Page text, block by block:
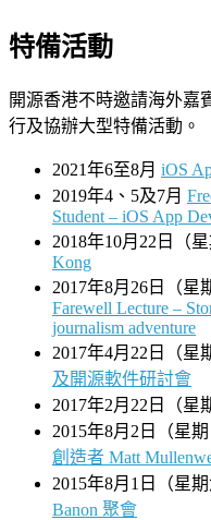
特備活動
開源香港不時邀請海外嘉
行及協辦大型特備活動。
2021年6至8月 iOS
2019年4、5及7月
Student – iOS App
2018年10月22日（
Kong
2017年8月26日（星
Farewell Lecture –
journalism adventure
2017年4月22日（星
及開源軟件研討會
2017年2月22日（星
2015年8月2日（星期
創造者 Matt
2015年8月1日（星期
Banon 聚會